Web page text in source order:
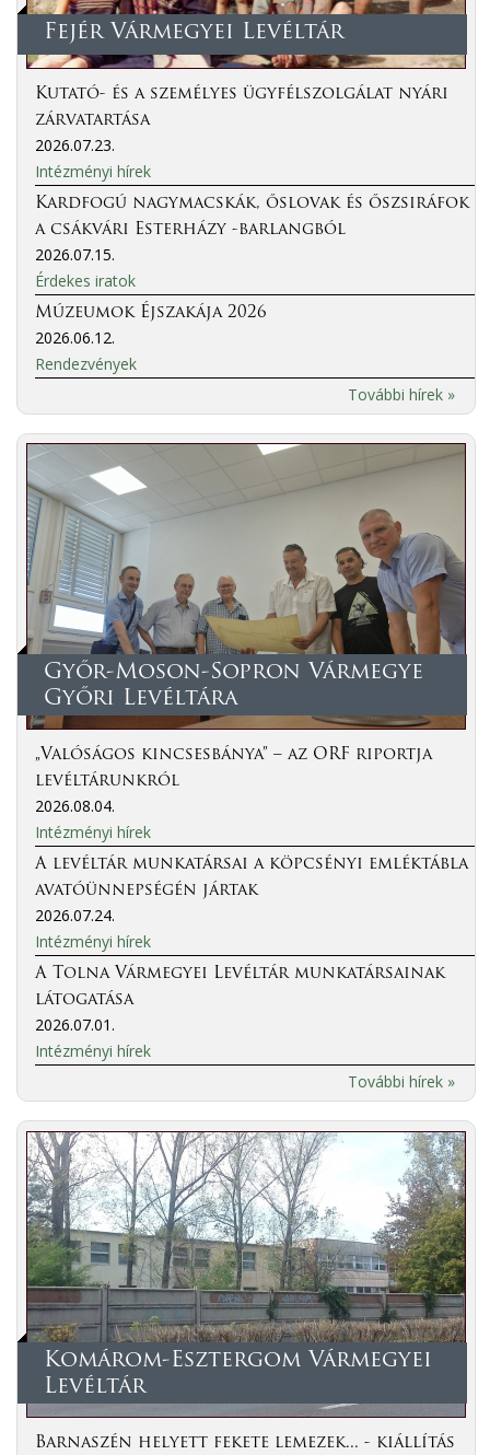
Fejér Vármegyei Levéltár
Kutató- és a személyes ügyfélszolgálat nyári
zárvatartása
2026.07.23.
Intézményi hírek
Kardfogú nagymacskák, őslovak és őszsiráfok
a csákvári Esterházy -barlangból
2026.07.15.
Érdekes iratok
Múzeumok Éjszakája 2026
2026.06.12.
Rendezvények
További hírek »
Győr-Moson-Sopron Vármegye
Győri Levéltára
„Valóságos kincsesbánya” – az ORF riportja
levéltárunkról
2026.08.04.
Intézményi hírek
A levéltár munkatársai a köpcsényi emléktábla
avatóünnepségén jártak
2026.07.24.
Intézményi hírek
A Tolna Vármegyei Levéltár munkatársainak
látogatása
2026.07.01.
Intézményi hírek
További hírek »
Komárom-Esztergom Vármegyei
Levéltár
Barnaszén helyett fekete lemezek... - kiállítás